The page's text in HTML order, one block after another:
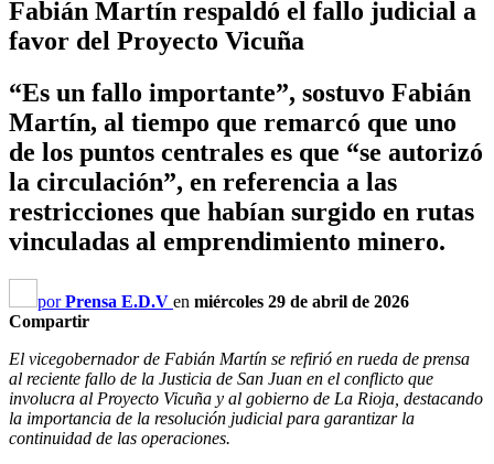
Fabián Martín respaldó el fallo judicial a
favor del Proyecto Vicuña
“Es un fallo importante”, sostuvo Fabián
Martín, al tiempo que remarcó que uno
de los puntos centrales es que “se autorizó
la circulación”, en referencia a las
restricciones que habían surgido en rutas
vinculadas al emprendimiento minero.
porPrensa E.D.V en miércoles 29 de abril de 2026
Compartir
El vicegobernador de Fabián Martín se refirió en rueda de prensa
al reciente fallo de la Justicia de San Juan en el conflicto que
involucra al Proyecto Vicuña y al gobierno de La Rioja, destacando
la importancia de la resolución judicial para garantizar la
continuidad de las operaciones.